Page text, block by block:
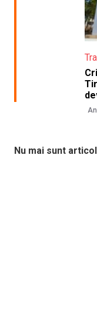
Nu mai sunt